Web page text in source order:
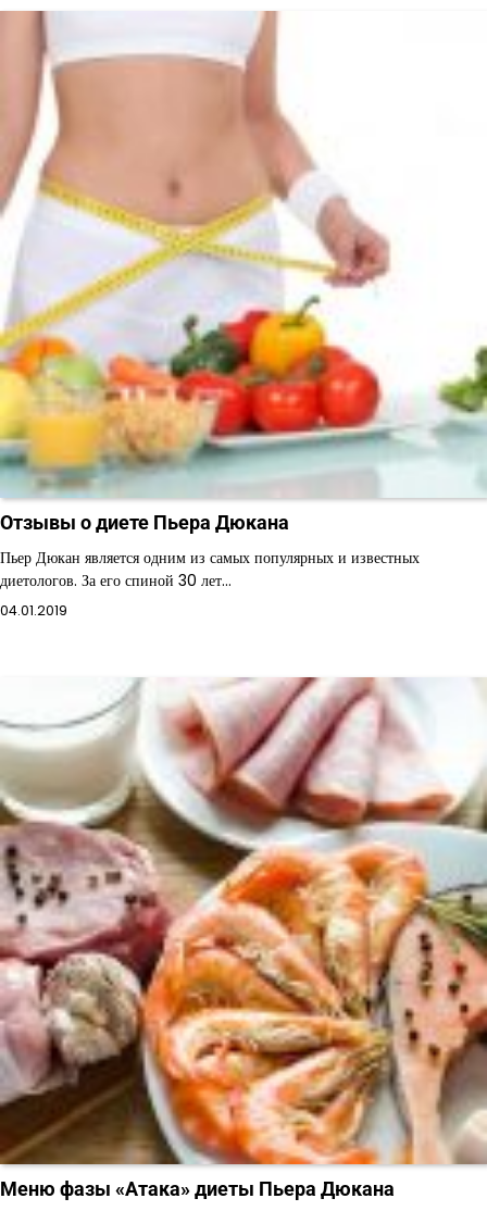
Отзывы о диете Пьера Дюкана
Пьер Дюкан является одним из самых популярных и известных
диетологов. За его спиной 30 лет…
04.01.2019
Меню фазы «Атака» диеты Пьера Дюкана